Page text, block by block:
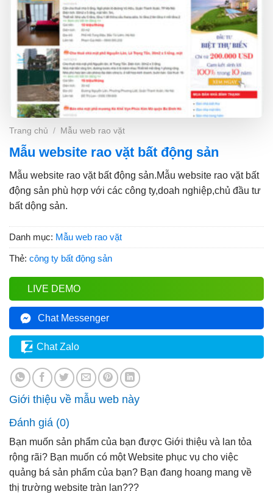
Trang chủ / Mẫu web rao vặt
Mẫu website rao vặt bất động sản
Mẫu website rao vặt bất động sản.Mẫu website rao vặt bất
động sản phù hợp với các công ty,doah nghiệp,chủ đầu tư
bất dộng sản.
Danh mục: Mẫu web rao vặt
Thẻ: công ty bất động sản
LIVE DEMO
Chat Messenger
Chat Zalo
Giới thiệu về mẫu web này
Đánh giá (0)
Bạn muốn sản phẩm của bạn được Giới thiệu và lan tỏa
rộng rãi? Bạn muốn có một Website phục vụ cho việc
quảng bá sản phẩm của bạn? Bạn đang hoang mang về
thị trường website tràn lan???